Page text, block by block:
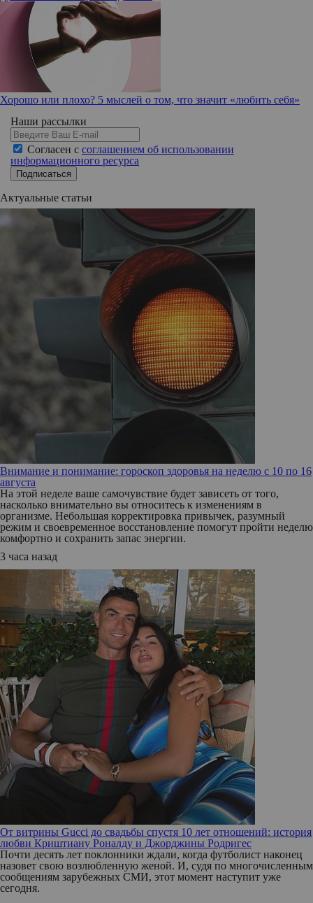
Хорошо или плохо? 5 мыслей о том, что значит «любить себя»
Наши рассылки
Согласен с соглашением об использовании
информационного ресурса
Подписаться
Актуальные статьи
Внимание и понимание: гороскоп здоровья на неделю с 10 по 16
августа
На этой неделе ваше самочувствие будет зависеть от того,
насколько внимательно вы относитесь к изменениям в
организме. Небольшая корректировка привычек, разумный
режим и своевременное восстановление помогут пройти неделю
комфортно и сохранить запас энергии.
3 часа назад
От витрины Gucci до свадьбы спустя 10 лет отношений: история
любви Криштиану Роналду и Джорджины Родригес
Почти десять лет поклонники ждали, когда футболист наконец
назовет свою возлюбленную женой. И, судя по многочисленным
сообщениям зарубежных СМИ, этот момент наступит уже
сегодня.